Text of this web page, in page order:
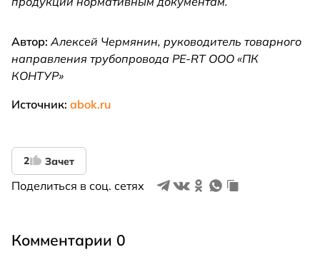
Автор: Алексей Чермянин, руководитель товарного
направления трубопровода PE-RT ООО «ПК
КОНТУР»
Источник: abok.ru
2 Зачет
Поделиться в соц. сетях
Комментарии 0